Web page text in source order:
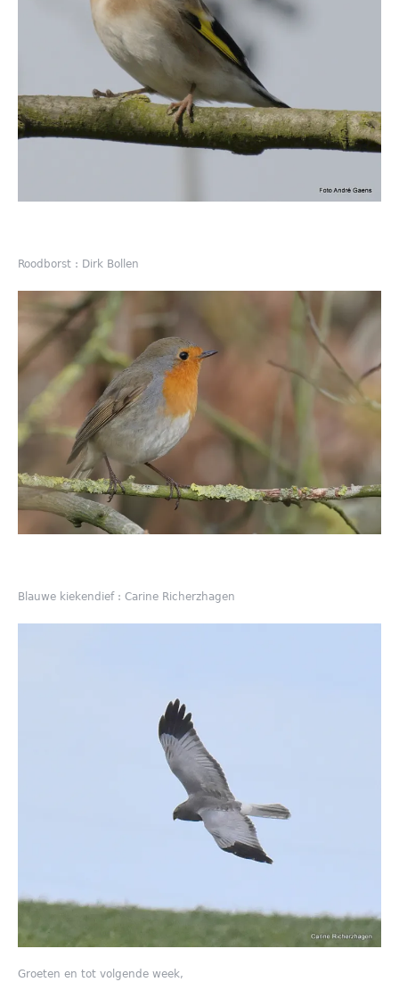
Roodborst : Dirk Bollen
Blauwe kiekendief : Carine Richerzhagen
Groeten en tot volgende week,